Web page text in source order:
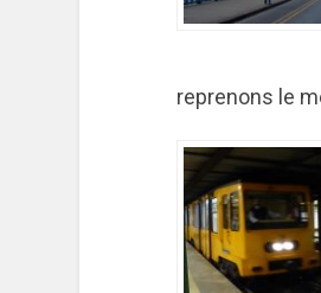
reprenons le